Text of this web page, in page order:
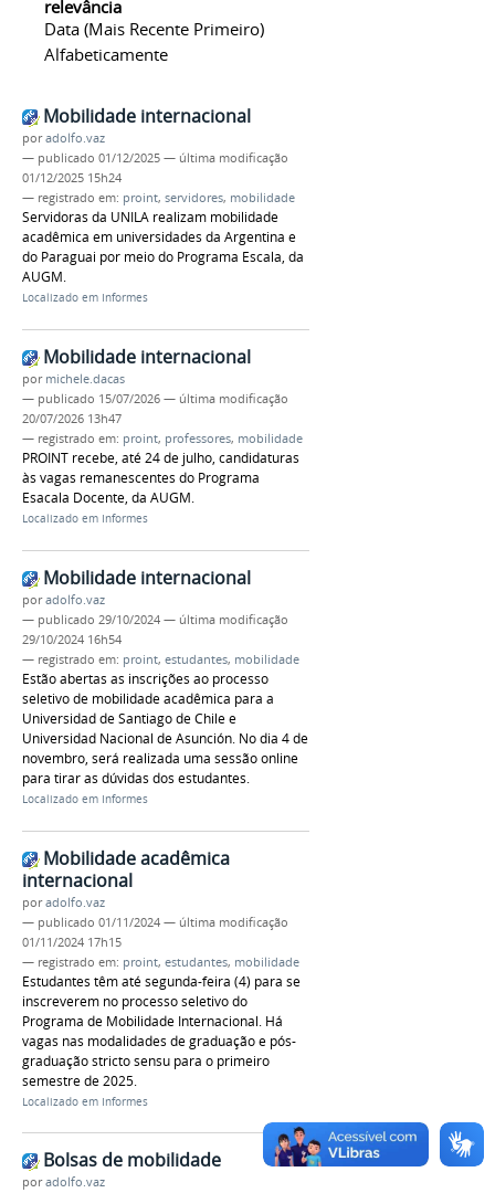
relevância
Data (mais Recente Primeiro)
Alfabeticamente
Mobilidade internacional
poradolfo.vaz
— publicado 01/12/2025 — última modificação
01/12/2025 15h24
— registrado em: proint, servidores, mobilidade
Servidoras da UNILA realizam mobilidade
acadêmica em universidades da Argentina e
do Paraguai por meio do Programa Escala, da
AUGM.
Localizado em Informes
Mobilidade internacional
por michele.dacas
— publicado 15/07/2026 — última modificação
20/07/2026 13h47
— registrado em: proint, professores, mobilidade
PROINT recebe, até 24 de julho, candidaturas
às vagas remanescentes do Programa
Esacala Docente, da AUGM.
Localizado em Informes
Mobilidade internacional
poradolfo.vaz
— publicado 29/10/2024 — última modificação
29/10/2024 16h54
— registrado em: proint, estudantes, mobilidade
Estão abertas as inscrições ao processo
seletivo de mobilidade acadêmica para a
Universidad de Santiago de Chile e
Universidad Nacional de Asunción. No dia 4 de
novembro, será realizada uma sessão online
para tirar as dúvidas dos estudantes.
Localizado em Informes
Mobilidade acadêmica
internacional
poradolfo.vaz
— publicado 01/11/2024 — última modificação
01/11/2024 17h15
— registrado em: proint, estudantes, mobilidade
Estudantes têm até segunda-feira (4) para se
inscreverem no processo seletivo do
Programa de Mobilidade Internacional. Há
vagas nas modalidades de graduação e pós-
graduação stricto sensu para o primeiro
semestre de 2025.
Localizado em Informes
Bolsas de mobilidade
poradolfo.vaz